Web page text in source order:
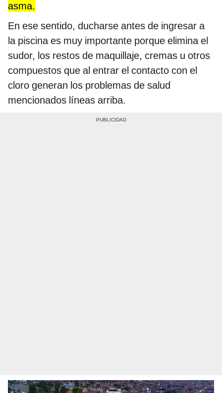
asma.
En ese sentido, ducharse antes de ingresar a
la piscina es muy importante porque elimina el
sudor, los restos de maquillaje, cremas u otros
compuestos que al entrar el contacto con el
cloro generan los problemas de salud
mencionados líneas arriba.